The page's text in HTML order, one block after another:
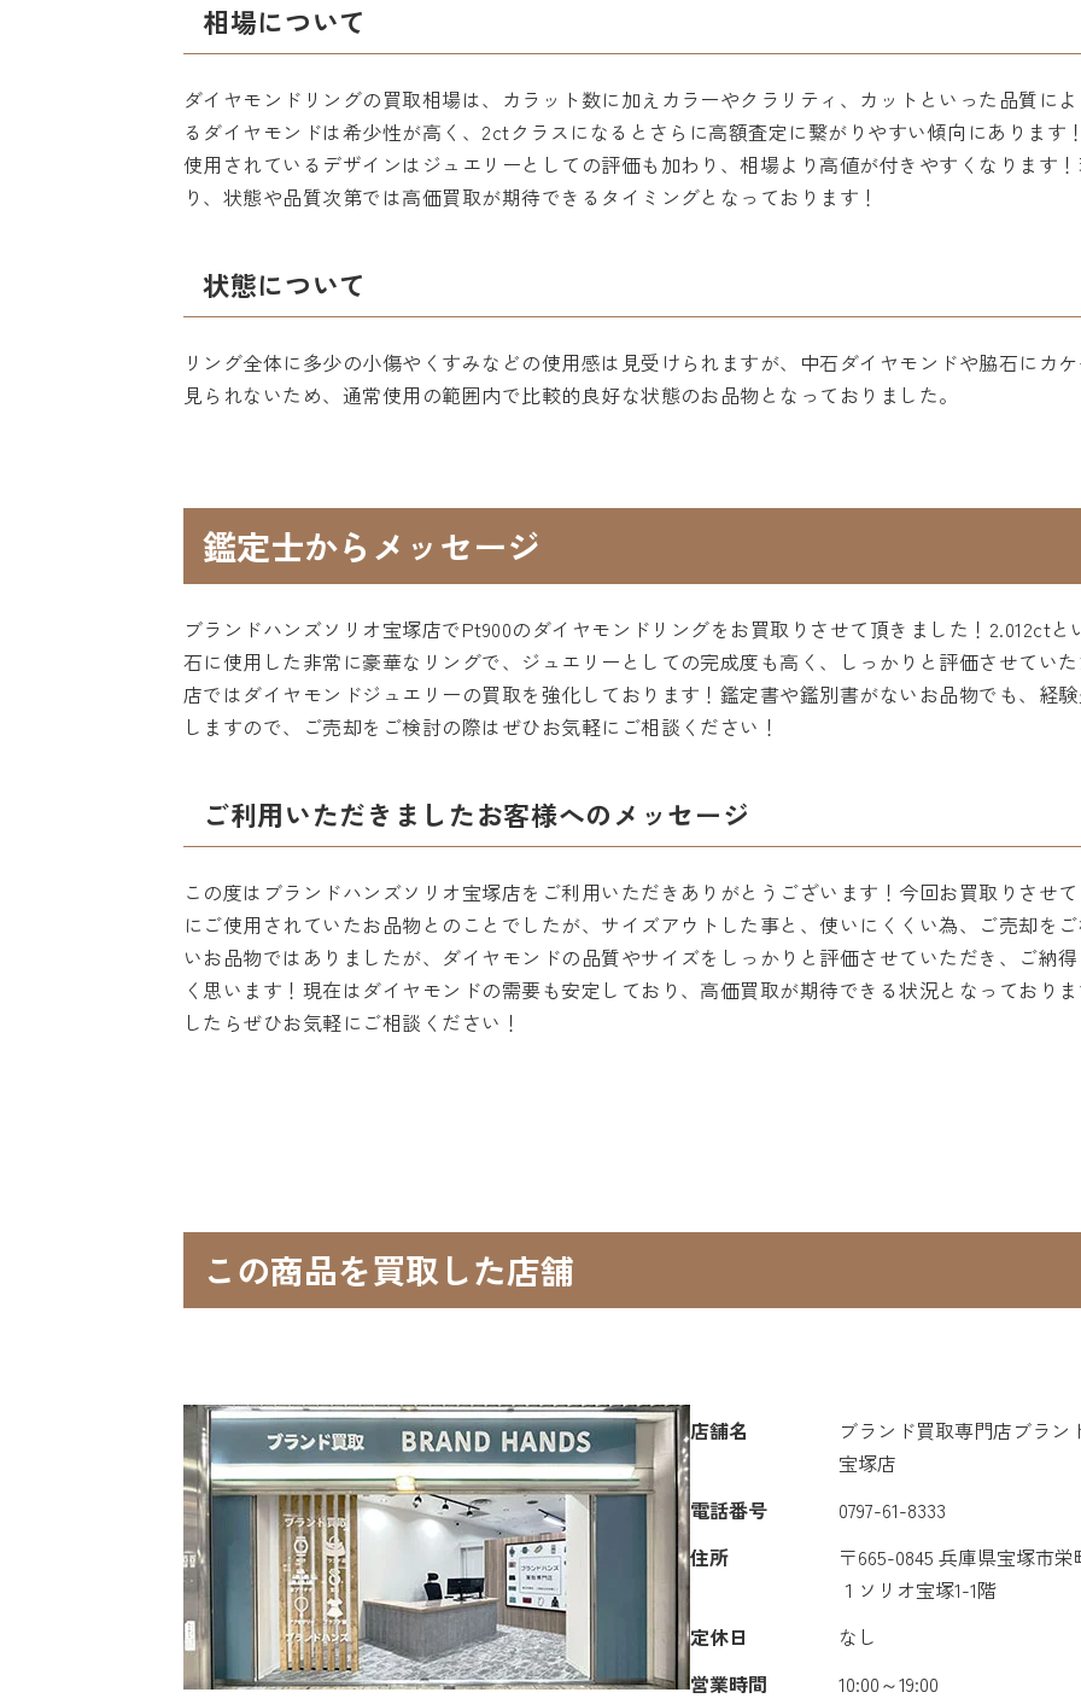
相場について
ダイヤモンドリングの買取相場は、カラット数に加えカラーやクラリティ、カットといった品質に
るダイヤモンドは希少性が高く、2ctクラスになるとさらに高額査定に繋がりやすい傾向にあります
使用されているデザインはジュエリーとしての評価も加わり、相場より高値が付きやすくなります
り、状態や品質次第では高価買取が期待できるタイミングとなっております！
状態について
リング全体に多少の小傷やくすみなどの使用感は見受けられますが、中石ダイヤモンドや脇石にカ
見られないため、通常使用の範囲内で比較的良好な状態のお品物となっておりました。
鑑定士からメッセージ
ブランドハンズソリオ宝塚店でPt900のダイヤモンドリングをお買取りさせて頂きました！2.012ct
石に使用した非常に豪華なリングで、ジュエリーとしての完成度も高く、しっかりと評価させてい
店ではダイヤモンドジュエリーの買取を強化しております！鑑定書や鑑別書がないお品物でも、経
しますので、ご売却をご検討の際はぜひお気軽にご相談ください！
ご利用いただきましたお客様へのメッセージ
この度はブランドハンズソリオ宝塚店をご利用いただきありがとうございます！今回お買取りさせ
にご使用されていたお品物とのことでしたが、サイズアウトした事と、使いにくくい為、ご売却を
いお品物ではありましたが、ダイヤモンドの品質やサイズをしっかりと評価させていただき、ご納
く思います！現在はダイヤモンドの需要も安定しており、高価買取が期待できる状況となっており
したらぜひお気軽にご相談ください！
この商品を買取した店舗
店舗名
ブランド買取専門店ブラン
宝塚店
電話番号
0797-61-8333
住所
〒665-0845 兵庫県宝塚市
１ソリオ宝塚1-1階
定休日
なし
営業時間
10:00～19:00